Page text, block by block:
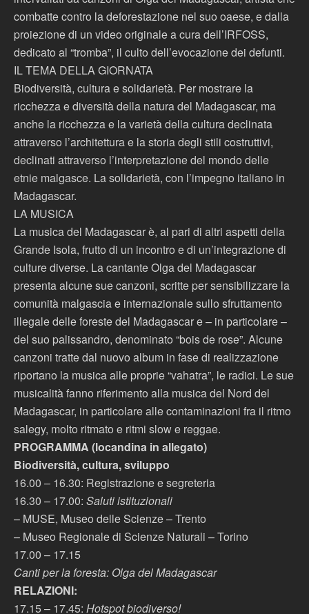
combatte contro la deforestazione nel suo oaese, e dalla
proiezione di un video originale a cura dell’IRFOSS,
dedicato al “tromba”, il culto dell’evocazione dei defunti.
IL TEMA DELLA GIORNATA
Biodiversità, cultura e solidarietà. Per mostrare la
ricchezza e diversità della natura del Madagascar, ma
anche la ricchezza e la varietà della cultura declinata
attraverso l’architettura e la storia degli stili costruttivi,
declinati attraverso l’interpretazione del mondo delle
etnie malgasce. La solidarietà, con l’impegno italiano in
Madagascar.
LA MUSICA
La musica del Madagascar è, al pari di altri aspetti della
Grande Isola, frutto di un incontro e di un’integrazione di
culture diverse. La cantante Olga del Madagascar
presenta alcune sue canzoni, scritte per sensibilizzare la
comunità malgascia e internazionale sullo sfruttamento
illegale delle foreste del Madagascar e – in particolare –
del suo palissandro, denominato “bois de rose”. Alcune
canzoni tratte dal nuovo album in fase di realizzazione
riportano la musica alle proprie “vahatra”, le radici. Le sue
musicalità fanno riferimento alla musica del Nord del
Madagascar, in particolare alle contaminazioni fra il ritmo
salegy, molto ritmato e ritmi slow e reggae.
PROGRAMMA (locandina in allegato)
Biodiversità, cultura, sviluppo
16.00 – 16.30: Registrazione e segreteria
16.30 – 17.00: Saluti istituzionali
– MUSE, Museo delle Scienze – Trento
– Museo Regionale di Scienze Naturali – Torino
17.00 – 17.15
Canti per la foresta: Olga del Madagascar
RELAZIONI:
17.15 – 17.45: Hotspot biodiverso!